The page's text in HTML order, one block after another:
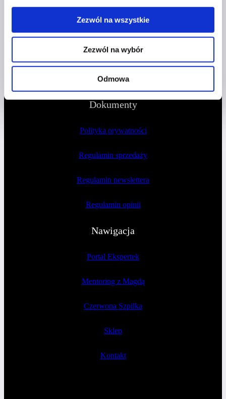
Zezwól na wszystkie
Zezwól na wybór
Odmowa
51-109 Wrocław
NIP 8982032080
Dokumenty
Polityka prywatności
Regulamin sprzedaży
Regulamin newslettera
Regulamin opinii
Nawigacja
Portal Ekspertek
Mentoring z Magdą
Czerwona Szpilka
Sklep
Kontakt